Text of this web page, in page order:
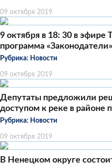
09 октября 2019
9 октября в 18: 30 в эфире
программа «Законодатели»
Рубрика: Новости
09 октября 2019
Депутаты предложили
доступом к реке в районе
Рубрика: Новости
09 октября 2019
В Ненецком округе